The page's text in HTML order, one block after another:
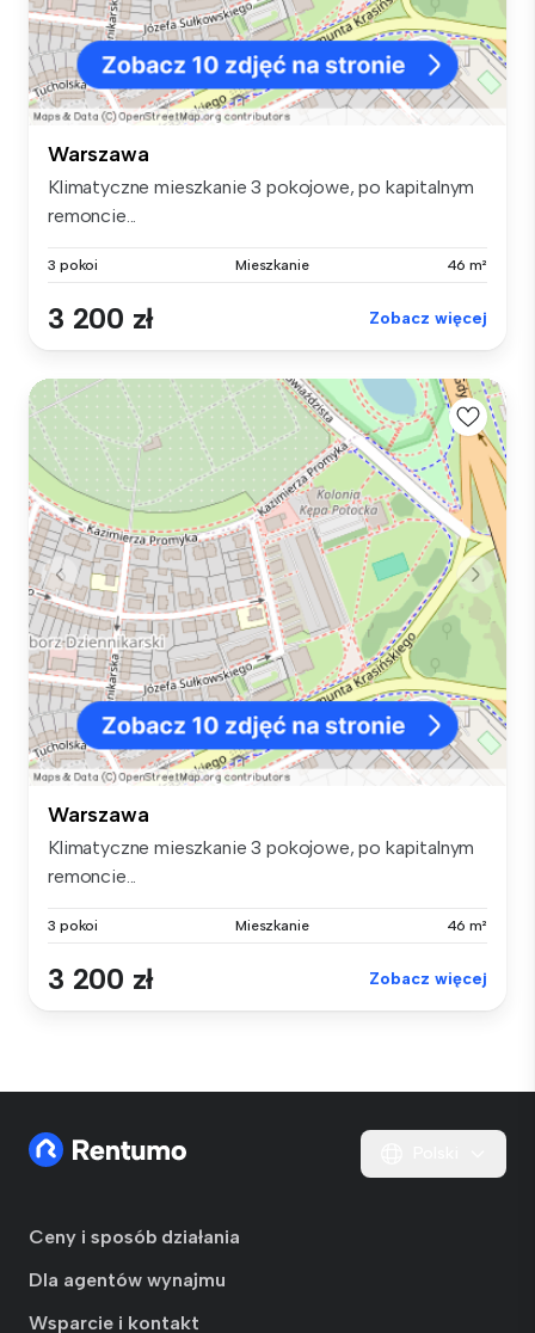
Warszawa
Klimatyczne mieszkanie 3 pokojowe, po kapitalnym
remoncie...
3 pokoi Mieszkanie 46 m²
3 200 zł Zobacz więcej
Warszawa
Klimatyczne mieszkanie 3 pokojowe, po kapitalnym
remoncie...
3 pokoi Mieszkanie 46 m²
3 200 zł Zobacz więcej
Ceny i sposób działania
Dla agentów wynajmu
Wsparcie i kontakt